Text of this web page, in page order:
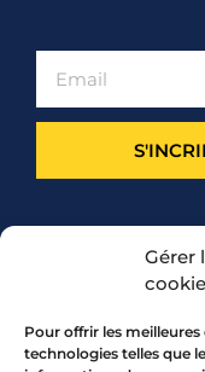
Gérer
Pour offrir les
technologies telles que